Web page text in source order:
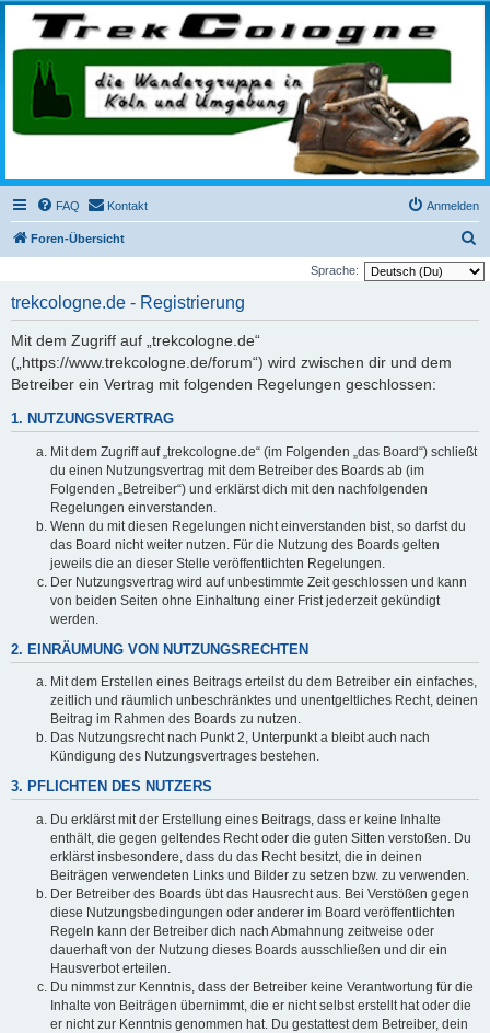
trekcologne.de
Wanderungen rund um Köln
FAQ Kontakt Anmelden
Foren-Übersicht
u
Sprache:
trekcologne.de - Registrierung
Mit dem Zugriff auf „trekcologne.de“
(„https://www.trekcologne.de/forum“) wird zwischen dir und dem
Betreiber ein Vertrag mit folgenden Regelungen geschlossen:
1. NUTZUNGSVERTRAG
Mit dem Zugriff auf „trekcologne.de“ (im Folgenden „das Board“) schließt
du einen Nutzungsvertrag mit dem Betreiber des Boards ab (im
Folgenden „Betreiber“) und erklärst dich mit den nachfolgenden
Regelungen einverstanden.
Wenn du mit diesen Regelungen nicht einverstanden bist, so darfst du
das Board nicht weiter nutzen. Für die Nutzung des Boards gelten
jeweils die an dieser Stelle veröffentlichten Regelungen.
Der Nutzungsvertrag wird auf unbestimmte Zeit geschlossen und kann
von beiden Seiten ohne Einhaltung einer Frist jederzeit gekündigt
werden.
2. EINRÄUMUNG VON NUTZUNGSRECHTEN
Mit dem Erstellen eines Beitrags erteilst du dem Betreiber ein einfaches,
zeitlich und räumlich unbeschränktes und unentgeltliches Recht, deinen
Beitrag im Rahmen des Boards zu nutzen.
Das Nutzungsrecht nach Punkt 2, Unterpunkt a bleibt auch nach
Kündigung des Nutzungsvertrages bestehen.
3. PFLICHTEN DES NUTZERS
Du erklärst mit der Erstellung eines Beitrags, dass er keine Inhalte
enthält, die gegen geltendes Recht oder die guten Sitten verstoßen. Du
erklärst insbesondere, dass du das Recht besitzt, die in deinen
Beiträgen verwendeten Links und Bilder zu setzen bzw. zu verwenden.
Der Betreiber des Boards übt das Hausrecht aus. Bei Verstößen gegen
diese Nutzungsbedingungen oder anderer im Board veröffentlichten
Regeln kann der Betreiber dich nach Abmahnung zeitweise oder
dauerhaft von der Nutzung dieses Boards ausschließen und dir ein
Hausverbot erteilen.
Du nimmst zur Kenntnis, dass der Betreiber keine Verantwortung für die
Inhalte von Beiträgen übernimmt, die er nicht selbst erstellt hat oder die
er nicht zur Kenntnis genommen hat. Du gestattest dem Betreiber, dein